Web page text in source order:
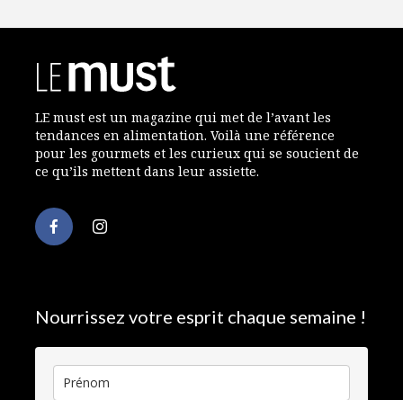
LE must est un magazine qui met de l’avant les
tendances en alimentation. Voilà une référence
pour les gourmets et les curieux qui se soucient de
ce qu’ils mettent dans leur assiette.
Nourrissez votre esprit chaque semaine !